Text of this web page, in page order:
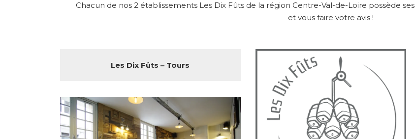
Chacun de nos 2 établissements Les Dix Fûts de la région Centre-Val-de-Loire possède
et vous faire votre avis !
Les Dix Fûts – Tours